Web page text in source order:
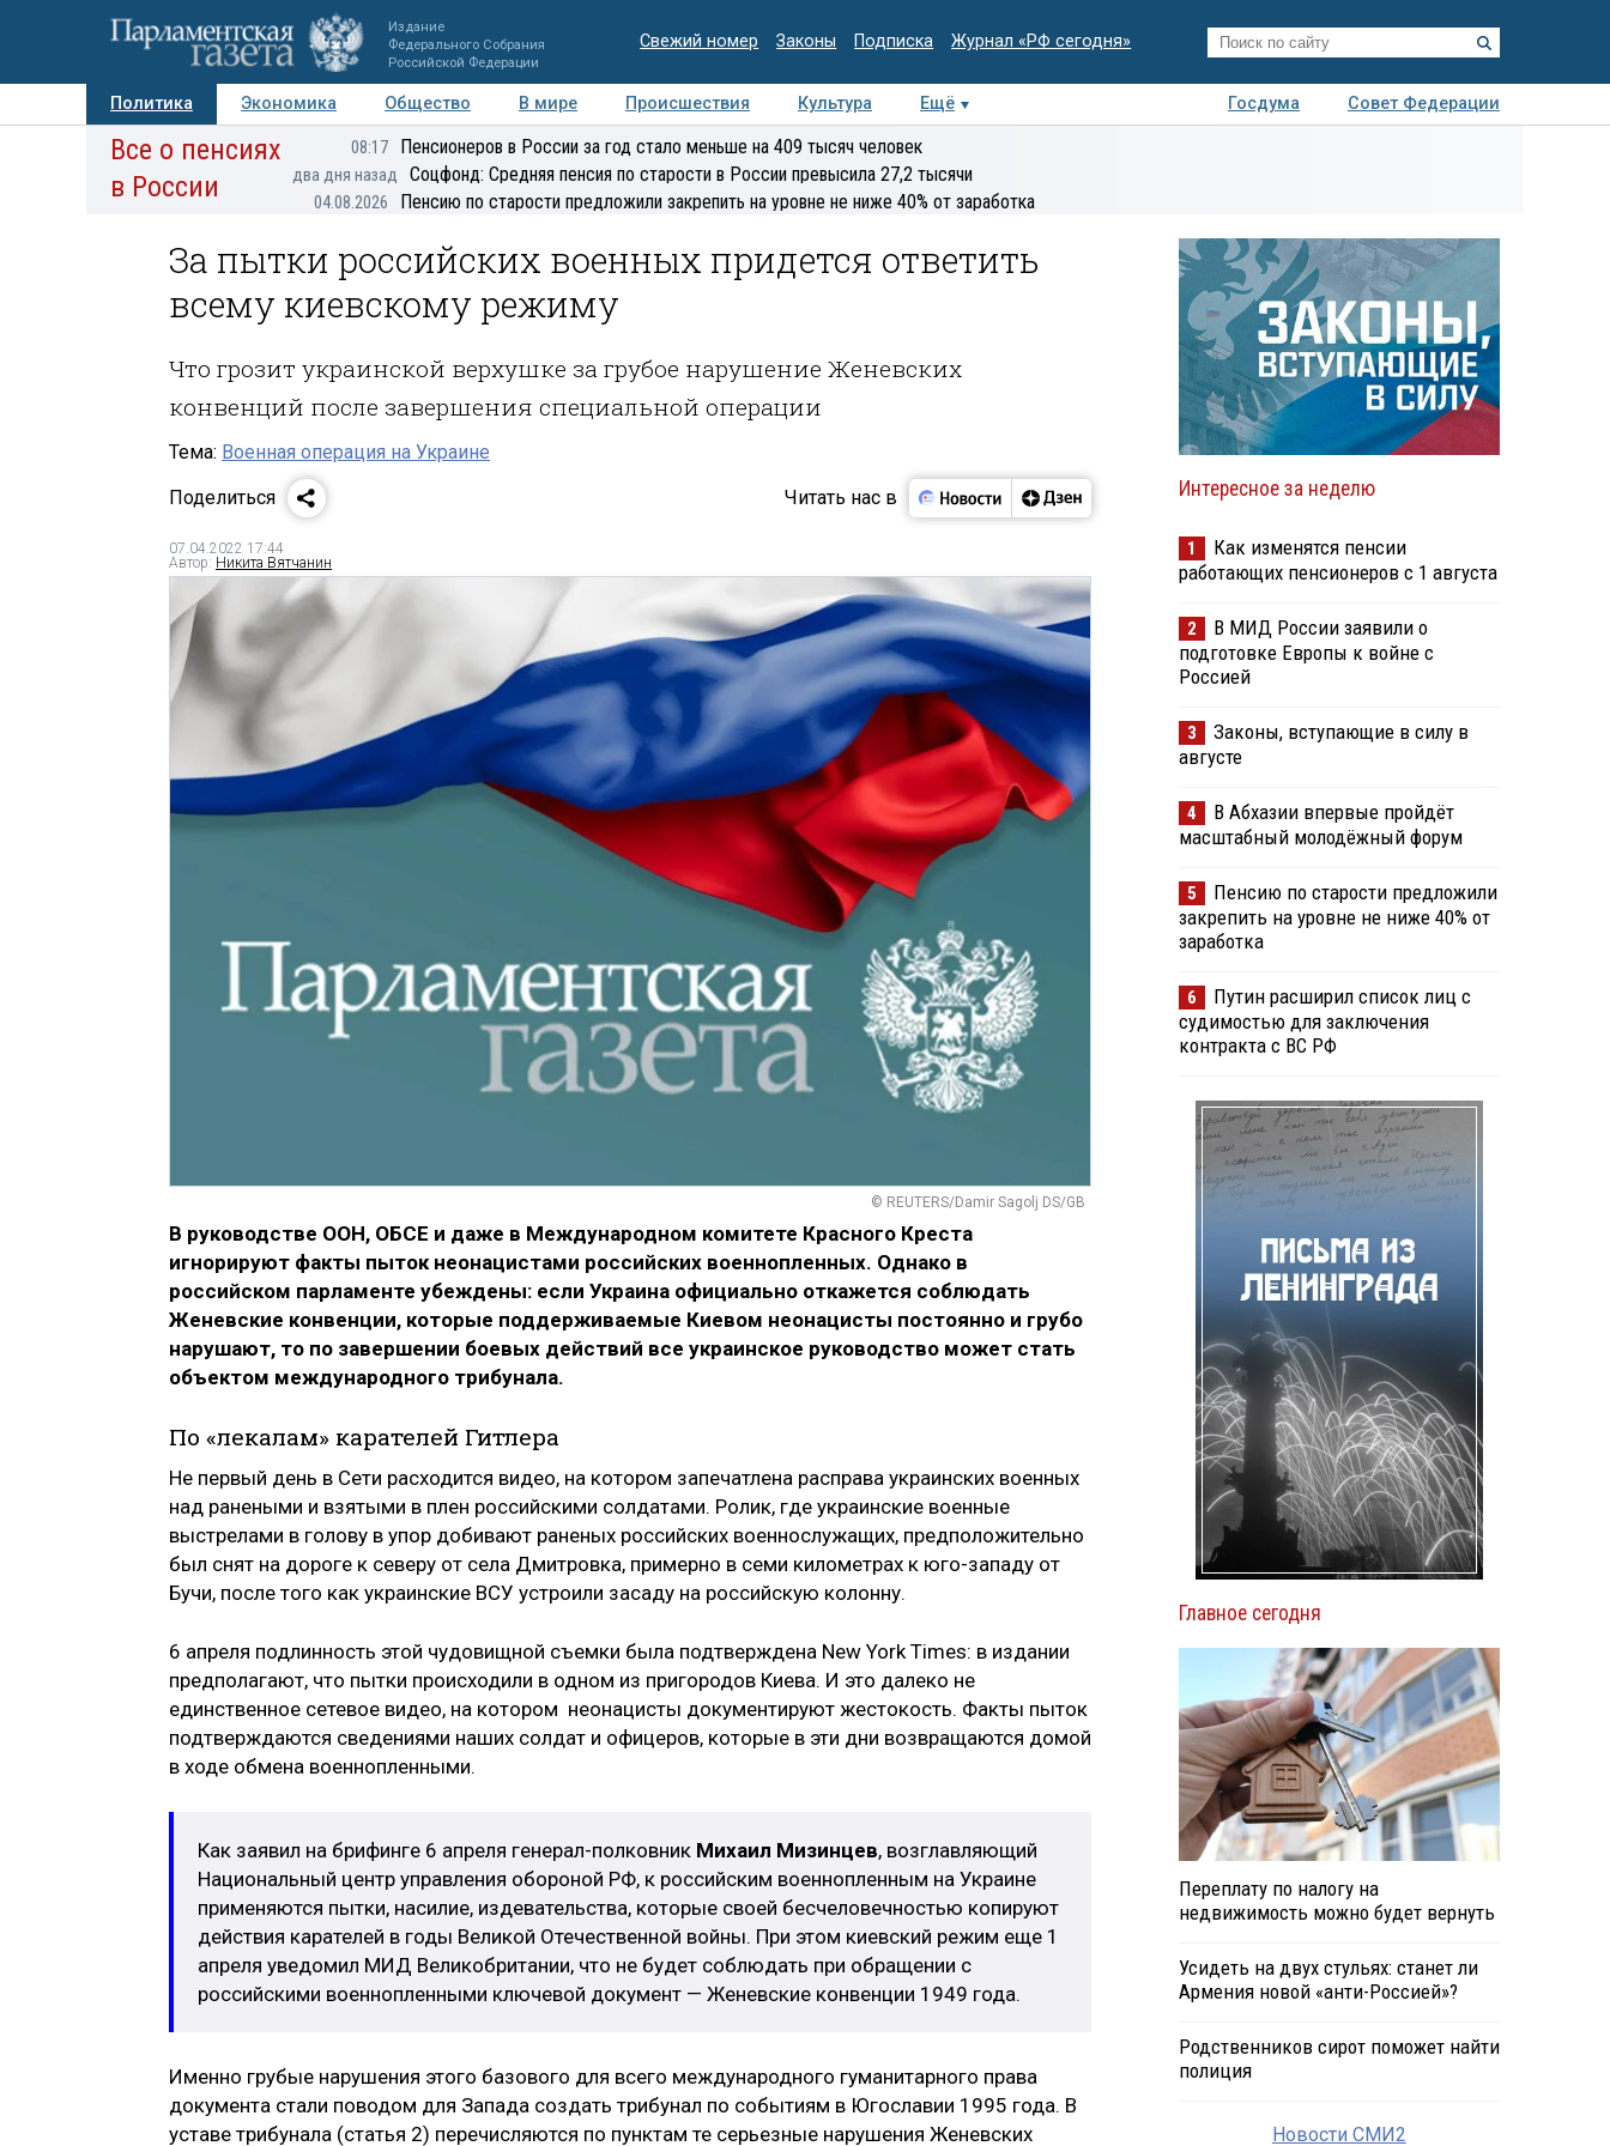
Издание
Федерального Собрания
Российской Федерации
Свежий номер Законы Подписка Журнал «РФ сегодня»
Политика Экономика Общество В мире Происшествия Культура Ещё Госдума
Совет Федерации
Авторы Персоны Мнения Регионы Медиацентр Интервью Колумнисты
Все о пенсиях
в России
08:17 Пенсионеров в России за год стало меньше на 409 тысяч человек
два дня назад Соцфонд: Средняя пенсия по старости в России превысила 27,2 тысячи
04.08.2026 Пенсию по старости предложили закрепить на уровне не ниже 40% от заработка
За пытки российских военных придется ответить
всему киевскому режиму
Что грозит украинской верхушке за грубое нарушение Женевских
конвенций после завершения специальной операции
Тема: Военная операция на Украине
Поделиться
Читать нас в
07.04.2022 17:44
Автор: Никита Вятчанин
© REUTERS/Damir Sagolj DS/GB
В руководстве ООН, ОБСЕ и даже в Международном комитете Красного Креста
игнорируют факты пыток неонацистами российских военнопленных. Однако в
российском парламенте убеждены: если Украина официально откажется соблюдать
Женевские конвенции, которые поддерживаемые Киевом неонацисты постоянно и грубо
нарушают, то по завершении боевых действий все украинское руководство может стать
объектом международного трибунала.
По «лекалам» карателей Гитлера
Не первый день в Сети расходится видео, на котором запечатлена расправа украинских военных
над ранеными и взятыми в плен российскими солдатами. Ролик, где украинские военные
выстрелами в голову в упор добивают раненых российских военнослужащих, предположительно
был снят на дороге к северу от села Дмитровка, примерно в семи километрах к юго-западу от
Бучи, после того как украинские ВСУ устроили засаду на российскую колонну.
6 апреля подлинность этой чудовищной съемки была подтверждена New York Times: в издании
предполагают, что пытки происходили в одном из пригородов Киева. И это далеко не
единственное сетевое видео, на котором неонацисты документируют жестокость. Факты пыток
подтверждаются сведениями наших солдат и офицеров, которые в эти дни возвращаются домой
в ходе обмена военнопленными.
Как заявил на брифинге 6 апреля генерал-полковник Михаил Мизинцев, возглавляющий
Национальный центр управления обороной РФ, к российским военнопленным на Украине
применяются пытки, насилие, издевательства, которые своей бесчеловечностью копируют
действия карателей в годы Великой Отечественной войны. При этом киевский режим еще 1
апреля уведомил МИД Великобритании, что не будет соблюдать при обращении с
российскими военнопленными ключевой документ — Женевские конвенции 1949 года.
Именно грубые нарушения этого базового для всего международного гуманитарного права
документа стали поводом для Запада создать трибунал по событиям в Югославии 1995 года. В
уставе трибунала (статья 2) перечисляются по пунктам те серьезные нарушения Женевских
Интересное за неделю
1
Как изменятся пенсии
работающих пенсионеров с 1 августа
2
В МИД России заявили о
подготовке Европы к войне с
Россией
3
Законы, вступающие в силу в
августе
4
В Абхазии впервые пройдёт
масштабный молодёжный форум
5
Пенсию по старости предложили
закрепить на уровне не ниже 40% от
заработка
6
Путин расширил список лиц с
судимостью для заключения
контракта с ВС РФ
Главное сегодня
Переплату по налогу на
недвижимость можно будет вернуть
Усидеть на двух стульях: станет ли
Армения новой «анти-Россией»?
Родственников сирот поможет найти
полиция
Новости СМИ2